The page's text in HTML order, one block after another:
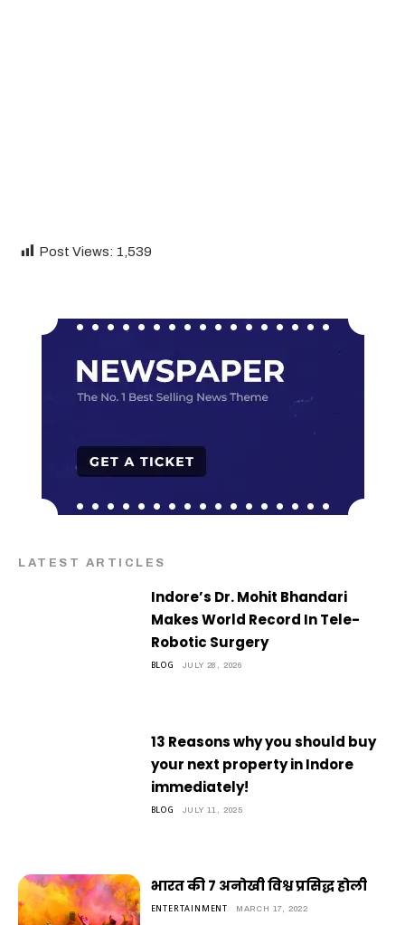
Post Views: 1,539
LATEST ARTICLES
Indore’s Dr. Mohit Bhandari
Makes World Record In Tele-
Robotic Surgery
BLOG JULY 28, 2026
13 Reasons why you should buy
your next property in Indore
immediately!
BLOG JULY 11, 2025
भारत की 7 अनोखी विश्व प्रसिद्ध होली
ENTERTAINMENT MARCH 17, 2022